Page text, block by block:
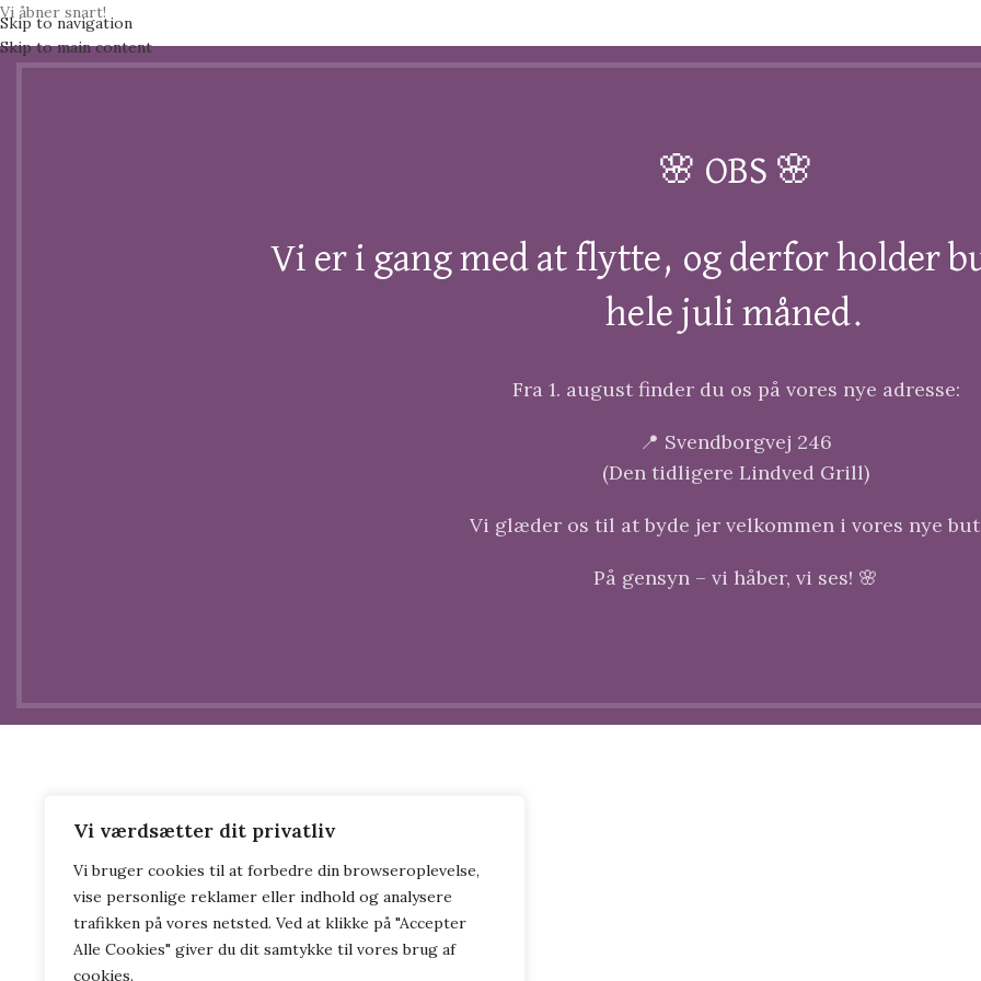
Vi værdsætter dit privatliv
Vi bruger cookies til at forbedre din browseroplevelse,
vise personlige reklamer eller indhold og analysere
trafikken på vores netsted. Ved at klikke på "Accepter
Alle Cookies" giver du dit samtykke til vores brug af
cookies.
Skip to navigation
Skip to main content
Vi åbner snart!
🌸 OBS 🌸
Vi er i gang med at flytte, og derfor holder
hele juli måned.
Fra 1. august finder du os på vores nye adresse:
📍 Svendborgvej 246
(Den tidligere Lindved Grill)
Vi glæder os til at byde jer velkommen i vores nye
På gensyn – vi håber, vi ses! 🌸